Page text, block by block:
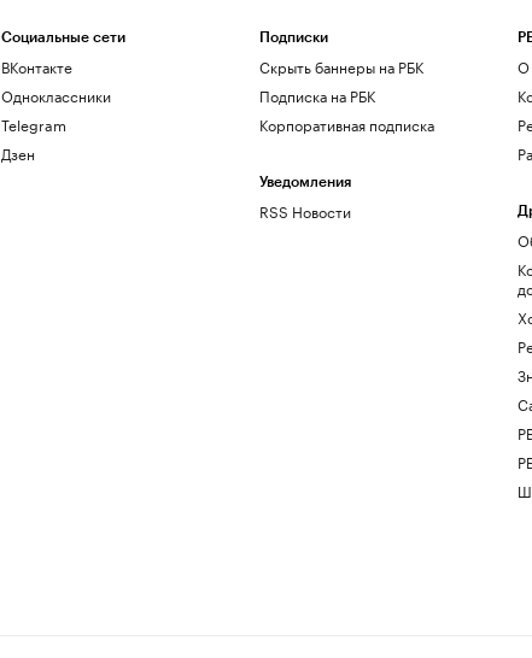
Социальные сети
ВКонтакте
Одноклассники
Telegram
Дзен
Подписки
Скрыть баннеры на РБК
Подписка на РБК
Корпоративная подписка
Уведомления
RSS Новости
О